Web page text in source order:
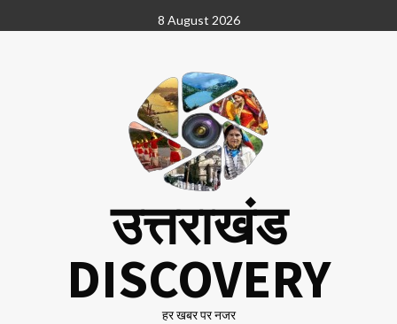
to
8 August 2026
उत्तराखंड
DISCOVERY
हर खबर पर नजर